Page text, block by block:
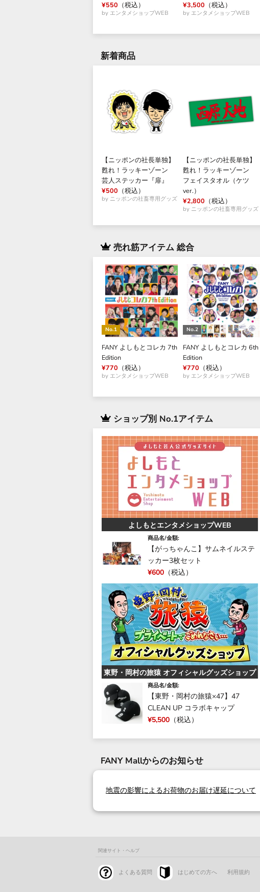
¥550 （税込）
by エンタメショップWEB
¥3,500 （税込）
by エンタメショップWEB
新着商品
【ニッポンの社長単独】
甦れ！ラッキーゾーン
芸人ステッカー『扉』
¥500 （税込）
by ニッポンの社畜専用グッズ
【ニッポンの社長単独】
甦れ！ラッキーゾーン
フェイスタオル（ケツ
ver.）
¥2,800 （税込）
by ニッポンの社畜専用グッズ
売れ筋アイテム 総合
FANY よしもとコレカ 7th
Edition
¥770 （税込）
by エンタメショップWEB
FANY よしもとコレカ 6th
Edition
¥770 （税込）
by エンタメショップWEB
ショップ別 No.1アイテム
よしもとエンタメショップWEB
商品名/金額:
【がっちゃんこ】サムネイルステ
ッカー3枚セット
¥600 （税込）
東野・岡村の旅猿 オフィシャルグッズショップ
商品名/金額:
【東野・岡村の旅猿×47】47
CLEAN UP コラボキャップ
¥5,500 （税込）
FANY Mallからのお知らせ
地震の影響によるお荷物のお届け遅延について
関連サイト・ヘルプ
よくある質問 はじめての方へ 利用規約